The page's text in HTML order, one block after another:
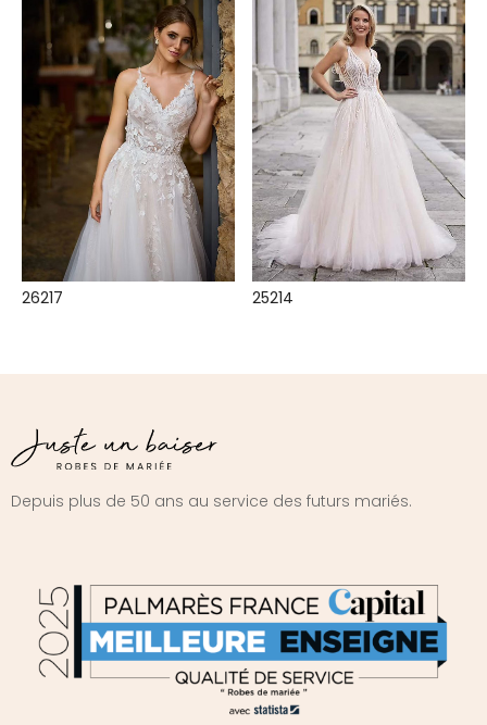
26217 25214
Depuis plus de 50 ans au service des futurs mariés.